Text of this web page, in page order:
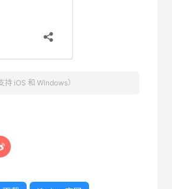
iOS 和 Windows）